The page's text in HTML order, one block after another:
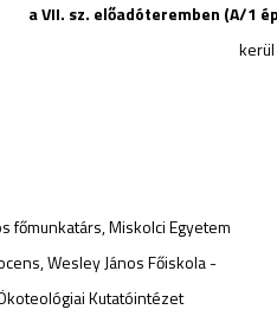
a VII. sz. előadóteremben (A/1
Miskolci Egyetem
János Főiskola -
Kutatóintézet